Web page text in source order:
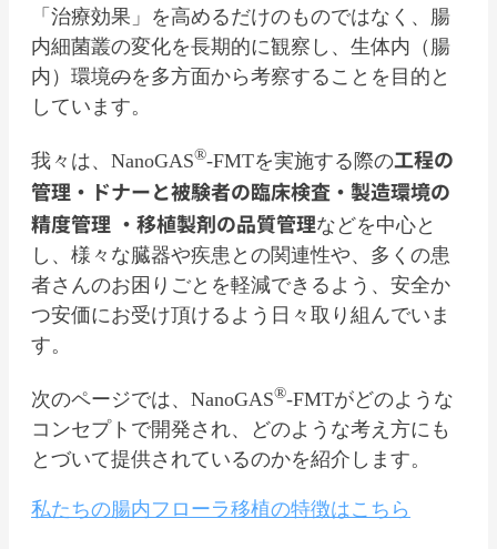
「治療効果」を高めるだけのものではなく、腸
内細菌叢の変化を長期的に観察し、生体内（腸
内）環境のを多方面から考察することを目的と
しています。
我々は、NanoGAS®-FMTを実施する際の工程の
管理・ドナーと被験者の臨床検査・製造環境の
精度管理 ・移植製剤の品質管理などを中心と
し、様々な臓器や疾患との関連性や、多くの患
者さんのお困りごとを軽減できるよう、安全か
つ安価にお受け頂けるよう日々取り組んでいま
す。
次のページでは、NanoGAS®-FMTがどのような
コンセプトで開発され、どのような考え方にも
とづいて提供されているのかを紹介します。
私たちの腸内フローラ移植の特徴はこちら